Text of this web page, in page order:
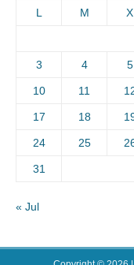
L M X
3 4 5
10 11
17 18
24 25
31
« Jul